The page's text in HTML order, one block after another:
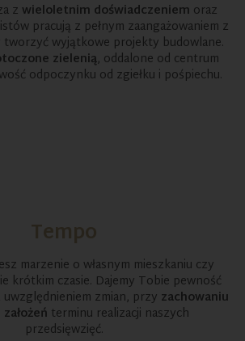
z wieloletnim doświadczeniem oraz
pracują z pełnym zaangażowaniem z
tworzyć wyjątkowe projekty budowlane.
zielenią, oddalone od centrum
odpoczynku od zgiełku i pośpiechu.
Tempo
marzenie o własnym mieszkaniu czy
krótkim czasie. Dajemy Tobie pewność
zmian, przy zachowaniu
terminu realizacji naszych
przedsięwzięć.